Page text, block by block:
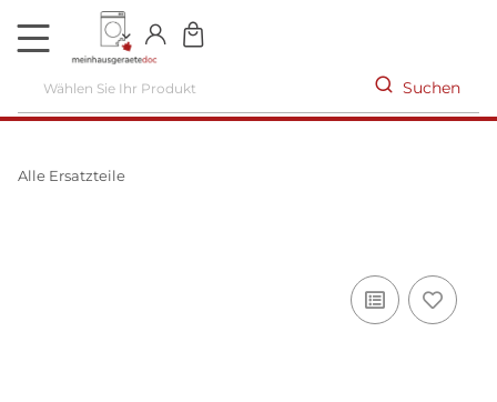
DE
Suchen
Alle Ersatzteile